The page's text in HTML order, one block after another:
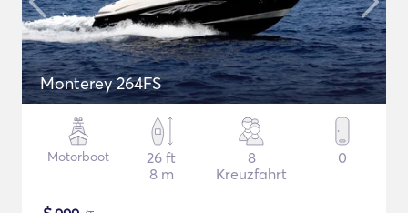
Monterey 264FS
Motorboot
26 ft
8 m
8
Kreuzfahrt
0